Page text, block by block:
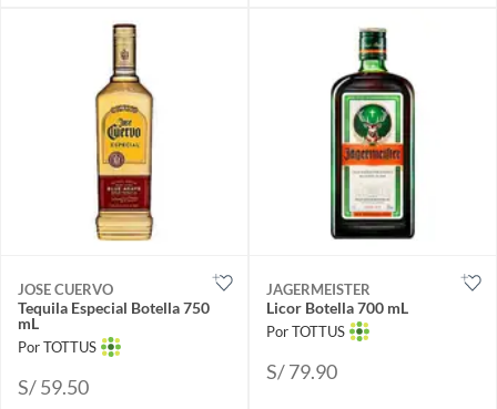
JOSE CUERVO
Tequila Especial Botella 750
mL
Por TOTTUS
S/ 59.50
JAGERMEISTER
Licor Botella 700 mL
Por TOTTUS
S/ 79.90